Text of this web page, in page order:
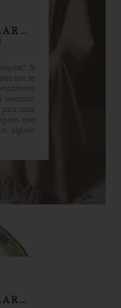
Si
que te
para cada
que
alguien